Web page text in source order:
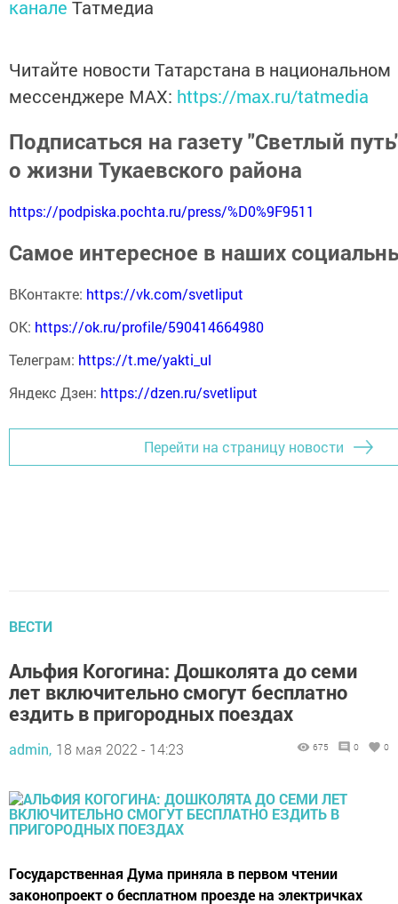
канале Татмедиа
Читайте новости Татарстана в национальном
мессенджере MАХ: https://max.ru/tatmedia
Подписаться на газету "Светлый
о жизни Тукаевского района
https://podpiska.pochta.ru/press/%D0%9F9511
Самое интересное в наших
ВКонтакте: https://vk.com/svetliput
ОК: https://ok.ru/profile/590414664980
Телеграм: https://t.me/yakti_ul
Яндекс Дзен: https://dzen.ru/svetliput
Перейти на страницу новости
ВЕСТИ
Альфия Когогина: Дошколята до семи
лет включительно смогут бесплатно
ездить в пригородных поездах
admin, 18 мая 2022 - 14:23 675 0 0
Государственная Дума приняла в первом чтении
законопроект о бесплатном проезде на электричках